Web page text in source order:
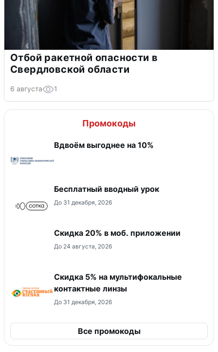
Отбой ракетной опасности в
Свердловской области
6 августа 1
Промокоды
Вдвоём выгоднее на 10%
Бесплатный вводный урок
До 31 декабря, 2026
Скидка 20% в моб. приложении
До 24 августа, 2026
Скидка 5% на мультифокальные
контактные линзы
До 31 декабря, 2026
Все промокоды